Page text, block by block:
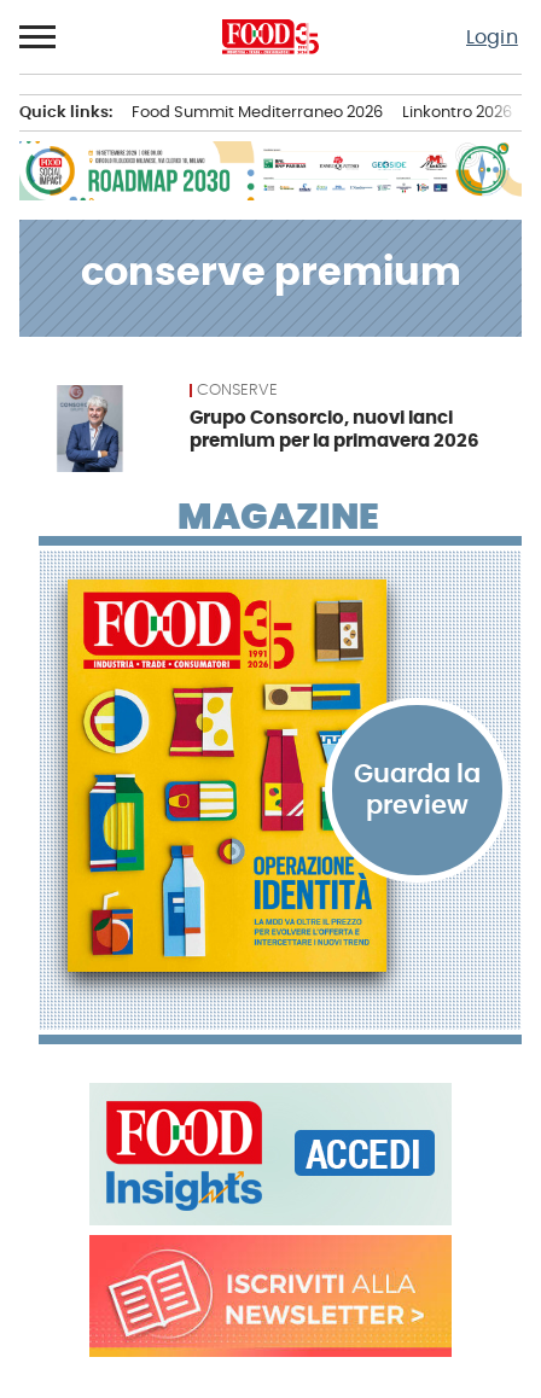
al
contenuto
Login
principale
Quick links: Food Summit Mediterraneo 2026 Linkontro 2026
conserve premium
CONSERVE
Grupo Consorcio, nuovi lanci
premium per la primavera 2026
MAGAZINE